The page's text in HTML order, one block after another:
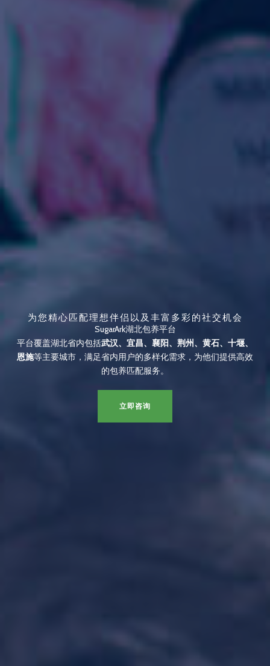
为您精心匹配理想伴侣以及丰富多彩的社交机会
SugarArk湖北包养平台
平台覆盖湖北省内包括武汉、宜昌、襄阳、荆州、黄石、十堰、
恩施等主要城市，满足省内用户的多样化需求，为他们提供高效
的包养匹配服务。
立即咨询